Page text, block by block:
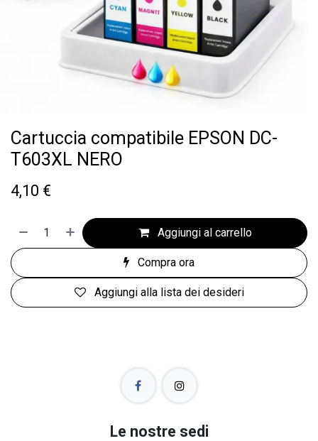
Cartuccia compatibile EPSON DC-
T603XL NERO
4,10 €
Aggiungi al carrello
Compra ora
Aggiungi alla lista dei desideri
Le nostre sedi